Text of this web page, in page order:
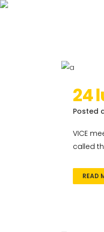
24
Posted
VICE
called
READ